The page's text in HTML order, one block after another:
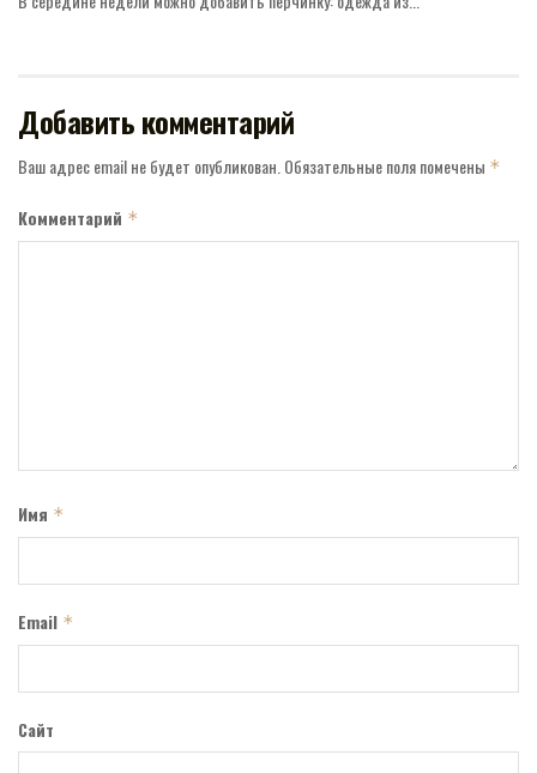
Добавить комментарий
Ваш адрес email не будет опубликован.Обязательные поля помечены *
Комментарий *
Имя *
Email *
Сайт